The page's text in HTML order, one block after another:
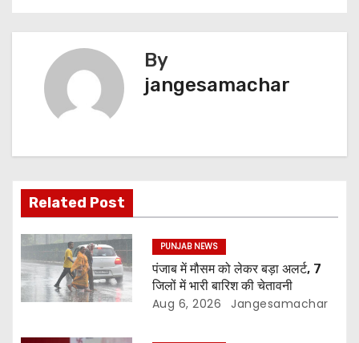
By
jangesamachar
Related Post
PUNJAB NEWS
पंजाब में मौसम को लेकर बड़ा अलर्ट, 7
जिलों में भारी बारिश की चेतावनी
Aug 6, 2026 Jangesamachar